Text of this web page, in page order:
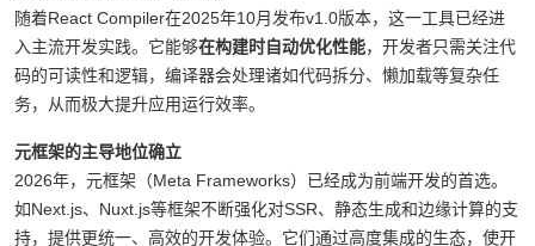
React Compiler的广泛应用
随着React Compiler在2025年10月发布v1.0版本，这一工具已经进
入主流开发实践。它能够在构建时自动优化性能，开发者只需关注代
码的可读性和逻辑，编译器会处理诸如代码拆分、懒加载等复杂任
元框架的主导地位确立
2026年，元框架（Meta Frameworks）已经成为前端开发的首选。
如Next.js、Nuxt.js等框架不断强化对SSR、静态生成和边缘计算的支